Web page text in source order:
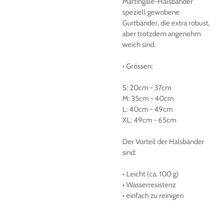
speziell gewobene
Gurtbänder, die extra robust,
aber trotzdem angenehm
weich sind.
• Grössen:
S: 20cm -37cm
M:35cm -40cm
L:40cm -49cm
XL:49cm - 65cm
DerVorteil der Halsbänder
sind:
• Leicht (ca.100 g)
• Wasserresistenz
• einfach zu reinigen